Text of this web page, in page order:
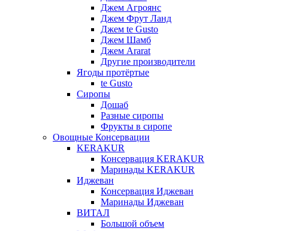
Джем Агроянс
Джем Фрут Ланд
Джем te Gusto
Джем Шамб
Джем Ararat
Другие производители
Ягоды протёртые
te Gusto
Сиропы
Дошаб
Разные сиропы
Фрукты в сиропе
Овощные Консервации
KERAKUR
Консервация KERAKUR
Маринады KERAKUR
Иджеван
Консервация Иджеван
Маринады Иджеван
ВИТАЛ
Большой объем